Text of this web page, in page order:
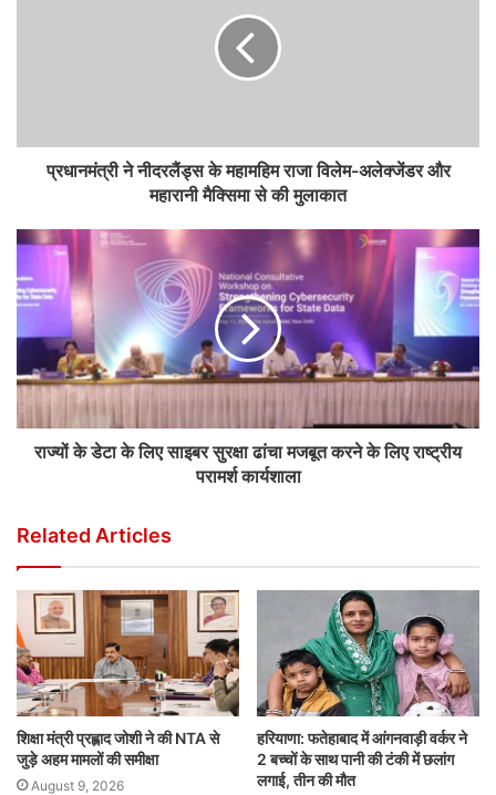
प्रधानमंत्री ने नीदरलैंड्स के महामहिम राजा विलेम-अलेक्जेंडर और
महारानी मैक्सिमा से की मुलाकात
राज्यों के डेटा के लिए साइबर सुरक्षा ढांचा मजबूत करने के लिए राष्ट्रीय
परामर्श कार्यशाला
Related Articles
शिक्षा मंत्री प्रह्लाद जोशी ने की NTA से
जुड़े अहम मामलों की समीक्षा
August 9, 2026
हरियाणा: फतेहाबाद में आंगनवाड़ी वर्कर ने
2 बच्चों के साथ पानी की टंकी में छलांग
लगाई, तीन की मौत